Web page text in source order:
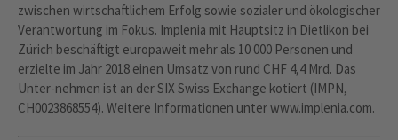
zwischen wirtschaftlichem Erfolg sowie sozialer und ökologischer
Verantwortung im Fokus. Implenia mit Hauptsitz in Dietlikon bei
Zürich beschäftigt europaweit mehr als 10 000 Personen und
erzielte im Jahr 2018 einen Umsatz von rund CHF 4,4 Mrd. Das
Unter-nehmen ist an der SIX Swiss Exchange kotiert (IMPN,
CH0023868554). Weitere Informationen unter www.implenia.com.